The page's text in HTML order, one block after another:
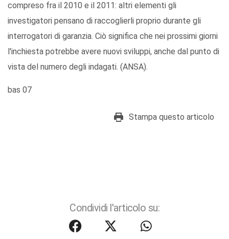
compreso fra il 2010 e il 2011: altri elementi gli
investigatori pensano di raccoglierli proprio durante gli
interrogatori di garanzia. Ciò significa che nei prossimi giorni
l'inchiesta potrebbe avere nuovi sviluppi, anche dal punto di
vista del numero degli indagati. (ANSA).
bas 07
Stampa questo articolo
Condividi l'articolo su: